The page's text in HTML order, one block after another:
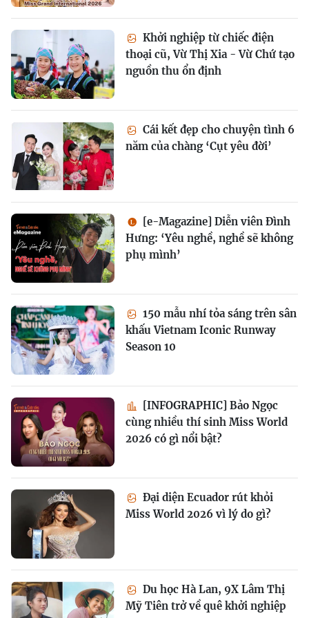
Khởi nghiệp từ chiếc điện
thoại cũ, Vừ Thị Xia - Vừ Chứ tạo
nguồn thu ổn định
Cái kết đẹp cho chuyện tình 6
năm của chàng ‘Cụt yêu đời’
[e-Magazine] Diễn viên Đình
Hưng: ‘Yêu nghề, nghề sẽ không
phụ mình’
150 mẫu nhí tỏa sáng trên sân
khấu Vietnam Iconic Runway
Season 10
[INFOGRAPHIC] Bảo Ngọc
cùng nhiều thí sinh Miss World
2026 có gì nổi bật?
Đại diện Ecuador rút khỏi
Miss World 2026 vì lý do gì?
Du học Hà Lan, 9X Lâm Thị
Mỹ Tiên trở về quê khởi nghiệp